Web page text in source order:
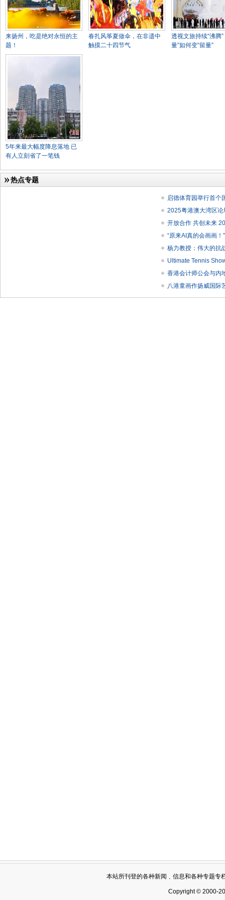
来扬州，吃是绝对永恒的主
题！
春扎风筝夏做伞，在非遗中
触摸二十四节气
透视文旅持续“沸腾”
量”如何变“留量”
5年来最大幅度降息落地 已
有人立刻省了一笔钱
热点专题
启德体育园举行首个
2025粤港澳大湾区论
开放合作 共创未来
“原来AI真的会画画！
杨力教授：伟大的抗
Ultimate Tennis
香港会计师公会与内
八港童画作扬威国际
本站所刊登的各种新闻﹑信息和各种专题专
Copyright © 2000-